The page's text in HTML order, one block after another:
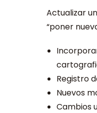
Actualizar
“poner
Registro
Nuevos
Cambios